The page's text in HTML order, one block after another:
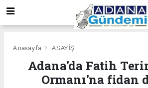
Anasayfa ASAYİŞ
Adana'da Fatih
Ormanı'na fidan